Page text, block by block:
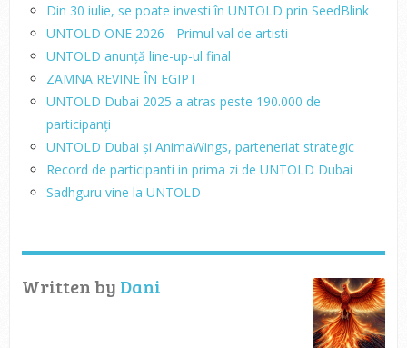
Din 30 iulie, se poate investi în UNTOLD prin SeedBlink
UNTOLD ONE 2026 - Primul val de artisti
UNTOLD anunță line-up-ul final
ZAMNA REVINE ÎN EGIPT
UNTOLD Dubai 2025 a atras peste 190.000 de
participanți
UNTOLD Dubai și AnimaWings, parteneriat strategic
Record de participanti in prima zi de UNTOLD Dubai
Sadhguru vine la UNTOLD
Written by Dani